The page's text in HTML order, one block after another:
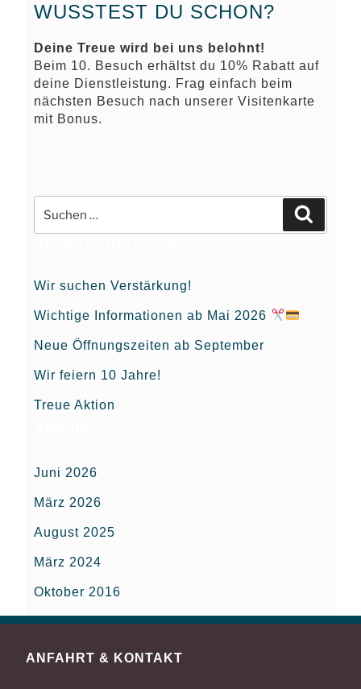
WUSSTEST DU SCHON?
Deine Treue wird bei uns belohnt!
Beim 10. Besuch erhältst du 10% Rabatt auf
deine Dienstleistung. Frag einfach beim
nächsten Besuch nach unserer Visitenkarte
mit Bonus.
nach:
Wir suchen Verstärkung!
Wichtige Informationen ab Mai 2026
Neue Öffnungszeiten ab September
Wir feiern 10 Jahre!
Treue Aktion
Juni 2026
März 2026
August 2025
März 2024
Oktober 2016
ANFAHRT & KONTAKT